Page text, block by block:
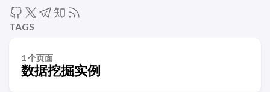
TAGS
1 个页面
数据挖掘实例